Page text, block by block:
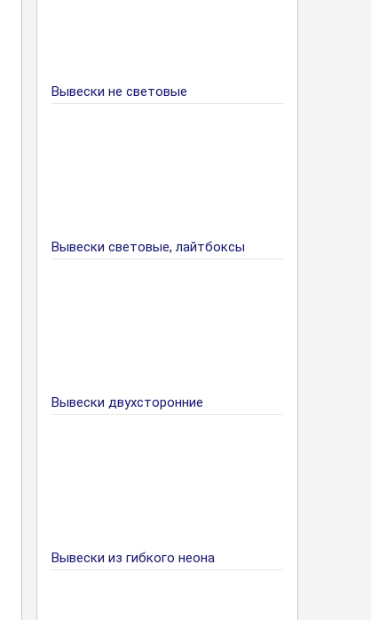
Вывески не световые
Вывески световые, лайтбоксы
Вывески двухсторонние
Вывески из гибкого неона